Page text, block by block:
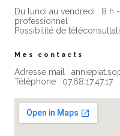
Du lundi au vendredi : 8 h
professionne​l
Possibilité de
Mes contacts
Adresse mail :
Téléphone : 07.68.17.47.17